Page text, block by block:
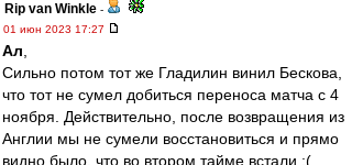
Rip van Winkle -
01 июн 2023 17:27
Ал
Сильно потом тот же Гладилин винил Бескова,
что тот не сумел добиться переноса матча с 4
ноября. Действительно, после возвращения из
Англии мы не сумели восстановиться и прямо
видно было, что во втором тайме встали :(